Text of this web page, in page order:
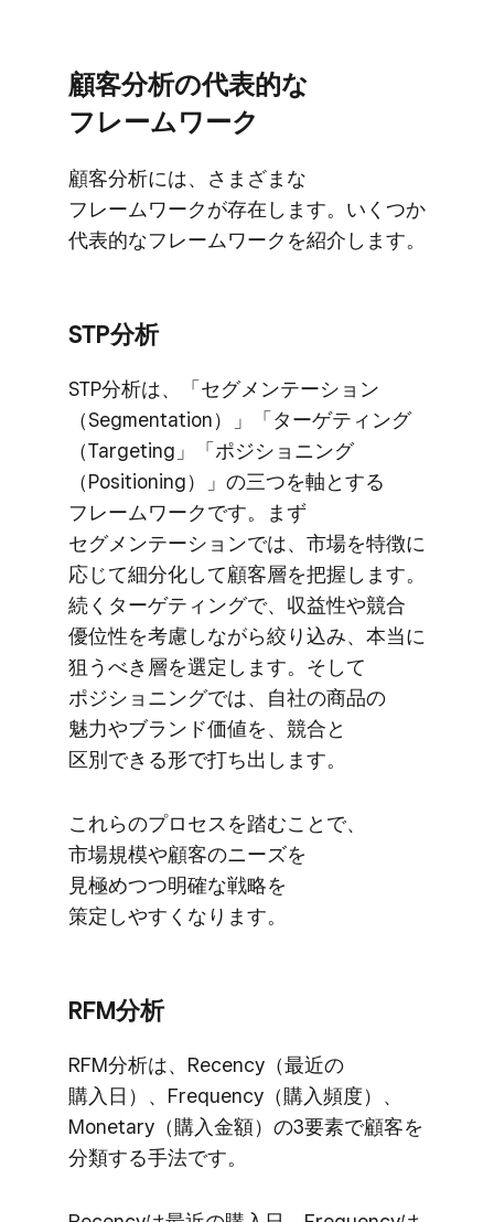
顧客分析の​代表的な​
フレームワーク
顧客分析には、​さまざまな​
フレームワークが​存在します。​いく​つか​
代表的な​フレームワークを​紹介します。
STP分析
STP分析は、​「セグメンテーション​
（Segmentation）」​「ターゲティング​
（Targeting」​「ポジショニング​
（Positioning）」の​三つを​軸と​する​
フレームワークです。​まず​
セグメンテーションでは、​市場を​特徴に​
応じて​細分化して​顧客層を​把握します。​
続く​ターゲティングで、​収益性や​競合​
優位性を​考慮しながら​絞り込み、​本当に​
狙うべき層を​選定します。​そして​
ポジショニングでは、​自社の​商品の​
魅力や​ブランド価値を、​競合と​
区別できる形で​打ち出します。
これらの​プロセスを​踏むことで、​
市場規模や​顧客の​ニーズを​
見極めつつ明確な​戦略を​
策定しやすくなります。
RFM分析
RFM分析は、​Recency​（最近の​
購入日）、​Frequency​（購入頻度）、​
Monetary​（購入金額）の​3要素で​顧客を​
分類する​手法です。